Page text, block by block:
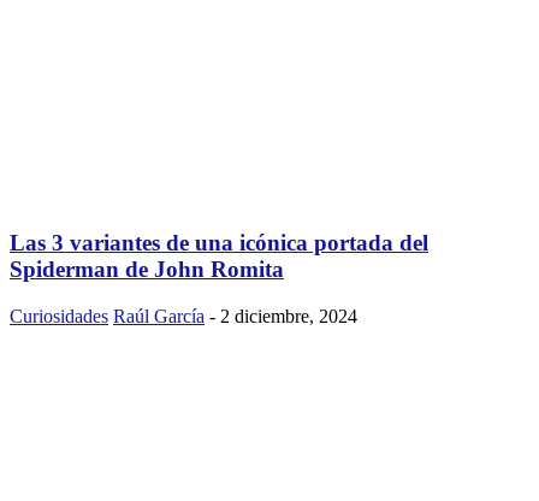
Las 3 variantes de una icónica portada del
Spiderman de John Romita
Curiosidades Raúl García - 2 diciembre, 2024